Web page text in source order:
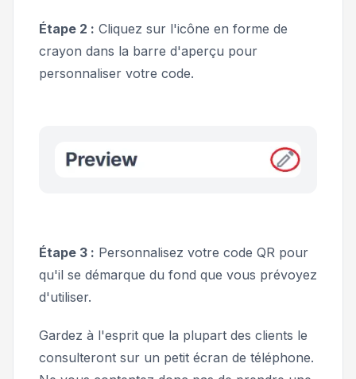
Étape 2 : Cliquez sur l'icône en forme de
crayon dans la barre d'aperçu pour
personnaliser votre code.
Étape 3 : Personnalisez votre code QR pour
qu'il se démarque du fond que vous prévoyez
d'utiliser.
Gardez à l'esprit que la plupart des clients le
consulteront sur un petit écran de téléphone.